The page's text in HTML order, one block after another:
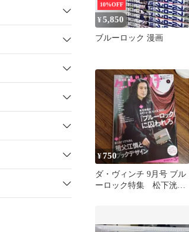
10%OFF
¥5,850
ブルーロック 漫画
¥750
ダ・ヴィンチ 9月号 ブル
ーロック特集 松下洸平